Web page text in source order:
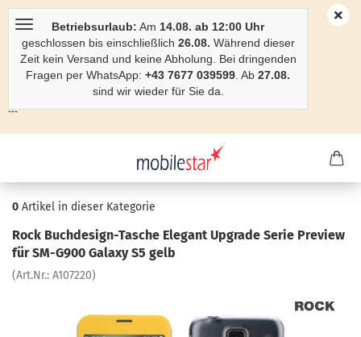
Betriebsurlaub: Am 14.08. ab 12:00 Uhr
geschlossen bis einschließlich 26.08. Während dieser
Zeit kein Versand und keine Abholung. Bei dringenden
Fragen per WhatsApp: +43 7677 039599 . Ab 27.08.
sind wir wieder für Sie da.
```
0 Artikel in dieser Kategorie
Rock Buchdesign-​Tasche Ele­gant Up­grade Serie Pre­view
für SM-​G900 Ga­la­xy S5 gelb
(Art.Nr.: A107220)